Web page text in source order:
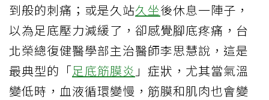
到般的刺痛；或是久站久坐後休息一陣子，
以為足底壓力減緩了，卻感覺腳底疼痛，台
北榮總復健醫學部主治醫師李思慧說，這是
最典型的「足底筋膜炎 」症狀，尤其當氣溫
變低時，血液循環變慢，筋膜和肌肉也會變